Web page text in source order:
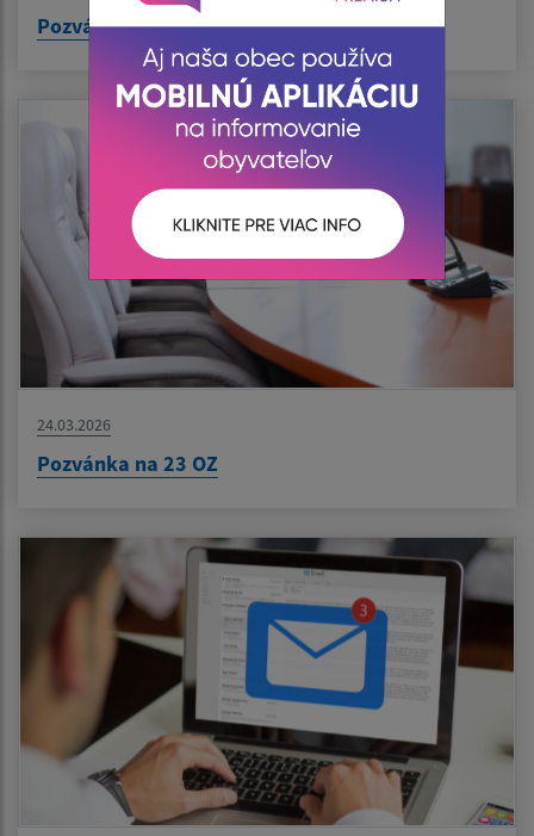
Pozvánka OZ 24
24.03.2026
Pozvánka na 23 OZ